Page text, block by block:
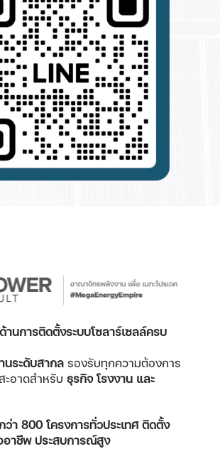
านการติดตั้งระบบโซลาร์เซลล์ครบ
นระดับสากล รองรับทุกความต้องการ
อาดสำหรับ ธุรกิจ โรงงาน และ
า 800 โครงการทั่วประเทศติดตั้ง
อาชีพ ประสบการณ์สูง